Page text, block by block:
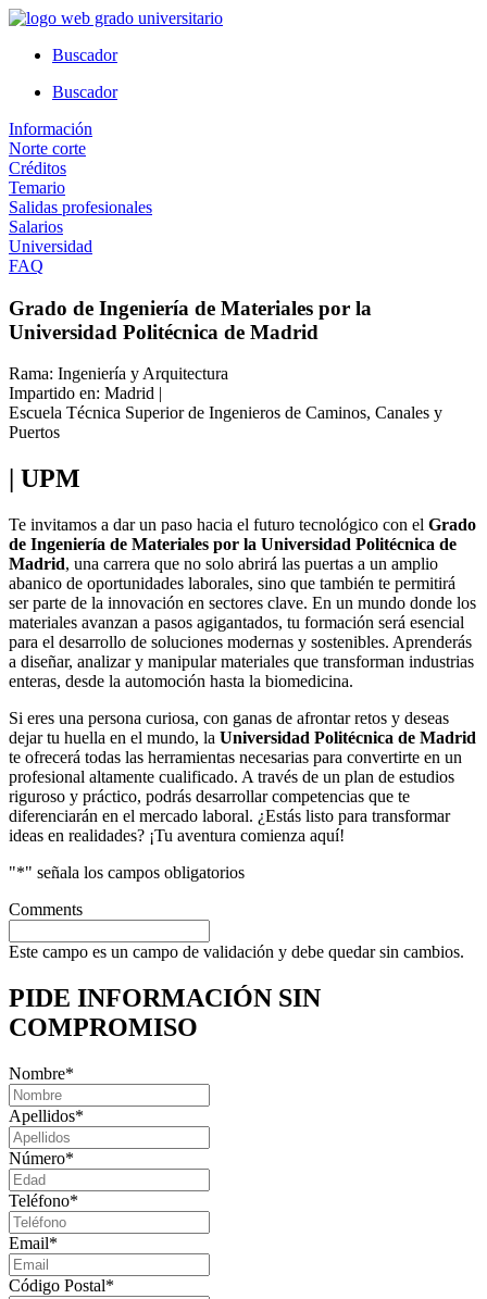
Ir
contenidoBuscador
Buscador
Información
Norte corte
Créditos
Temario
Salidas profesionales
Salarios
Universidad
FAQ
Grado de Ingeniería de Materiales por la
Universidad Politécnica de Madrid
Rama: Ingeniería y Arquitectura
Impartido en: Madrid |
Escuela Técnica Superior de Ingenieros de Caminos, Canales y
Puertos
| UPM
Te invitamos a dar un paso hacia el futuro tecnológico con el Grado
de Ingeniería de Materiales por la Universidad Politécnica de
Madrid, una carrera que no solo abrirá las puertas a un amplio
abanico de oportunidades laborales, sino que también te permitirá
ser parte de la innovación en sectores clave. En un mundo donde los
materiales avanzan a pasos agigantados, tu formación será esencial
para el desarrollo de soluciones modernas y sostenibles. Aprenderás
a diseñar, analizar y manipular materiales que transforman industrias
enteras, desde la automoción hasta la biomedicina.
Si eres una persona curiosa, con ganas de afrontar retos y deseas
dejar tu huella en el mundo, la Universidad Politécnica de Madrid
te ofrecerá todas las herramientas necesarias para convertirte en un
profesional altamente cualificado. A través de un plan de estudios
riguroso y práctico, podrás desarrollar competencias que te
diferenciarán en el mercado laboral. ¿Estás listo para transformar
ideas en realidades? ¡Tu aventura comienza aquí!
"*" señala los campos obligatorios
Comments
Este campo es un campo de validación y debe quedar sin cambios.
PIDE INFORMACIÓN SIN
COMPROMISO
Nombre*
Apellidos*
Número*
Teléfono*
Email*
Código Postal*